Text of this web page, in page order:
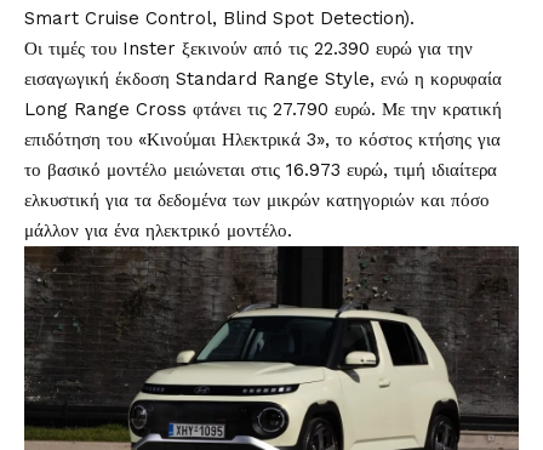
Smart Cruise Control, Blind Spot Detection).
Οι τιμές του Inster ξεκινούν από τις 22.390 ευρώ για την
εισαγωγική έκδοση Standard Range Style, ενώ η κορυφαία
Long Range Cross φτάνει τις 27.790 ευρώ. Με την κρατική
επιδότηση του «Κινούμαι Ηλεκτρικά 3», το κόστος κτήσης για
το βασικό μοντέλο μειώνεται στις 16.973 ευρώ, τιμή ιδιαίτερα
ελκυστική για τα δεδομένα των μικρών κατηγοριών και πόσο
μάλλον για ένα ηλεκτρικό μοντέλο.